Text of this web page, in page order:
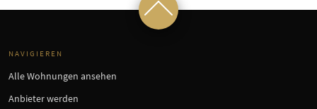
NAVIGIEREN
Alle Wohnungen ansehen
Anbieter werden